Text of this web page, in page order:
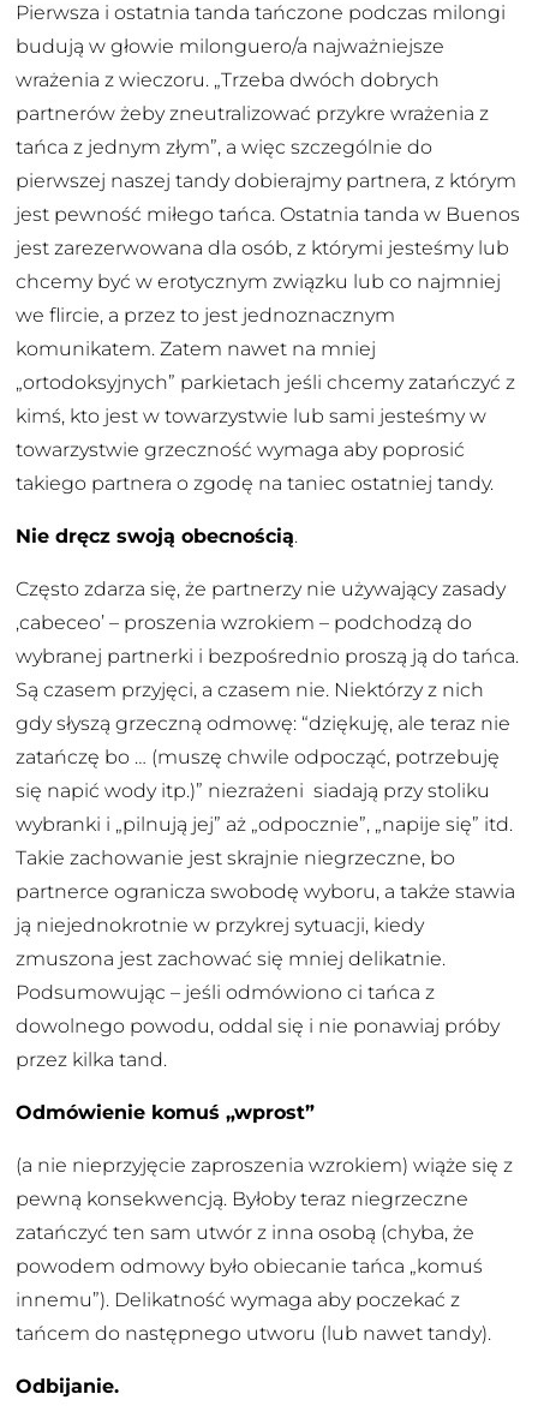
Pierwsza i ostatnia tanda tańczone podczas milongi
budują w głowie milonguero/a najważniejsze
wrażenia z wieczoru. „Trzeba dwóch dobrych
partnerów żeby zneutralizować przykre wrażenia z
tańca z jednym złym”, a więc szczególnie do
pierwszej naszej tandy dobierajmy partnera, z którym
jest pewność miłego tańca. Ostatnia tanda w Buenos
jest zarezerwowana dla osób, z którymi jesteśmy lub
chcemy być w erotycznym związku lub co najmniej
we flircie, a przez to jest jednoznacznym
komunikatem. Zatem nawet na mniej
„ortodoksyjnych” parkietach jeśli chcemy zatańczyć z
kimś, kto jest w towarzystwie lub sami jesteśmy w
towarzystwie grzeczność wymaga aby poprosić
takiego partnera o zgodę na taniec ostatniej tandy.
Nie dręcz swoją obecnością.
Często zdarza się, że partnerzy nie używający zasady
‚cabeceo’ – proszenia wzrokiem – podchodzą do
wybranej partnerki i bezpośrednio proszą ją do tańca.
Są czasem przyjęci, a czasem nie. Niektórzy z nich
gdy słyszą grzeczną odmowę: “dziękuję, ale teraz nie
zatańczę bo … (muszę chwile odpocząć, potrzebuję
się napić wody itp.)” niezrażeni siadają przy stoliku
wybranki i „pilnują jej” aż „odpocznie”, „napije się” itd.
Takie zachowanie jest skrajnie niegrzeczne, bo
partnerce ogranicza swobodę wyboru, a także stawia
ją niejednokrotnie w przykrej sytuacji, kiedy
zmuszona jest zachować się mniej delikatnie.
Podsumowując – jeśli odmówiono ci tańca z
dowolnego powodu, oddal się i nie ponawiaj próby
przez kilka tand.
Odmówienie komuś „wprost”
(a nie nieprzyjęcie zaproszenia wzrokiem) wiąże się z
pewną konsekwencją. Byłoby teraz niegrzeczne
zatańczyć ten sam utwór z inna osobą (chyba, że
powodem odmowy było obiecanie tańca „komuś
innemu”). Delikatność wymaga aby poczekać z
tańcem do następnego utworu (lub nawet tandy).
Odbijanie.